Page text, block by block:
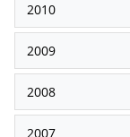
2010
2009
2008
2007